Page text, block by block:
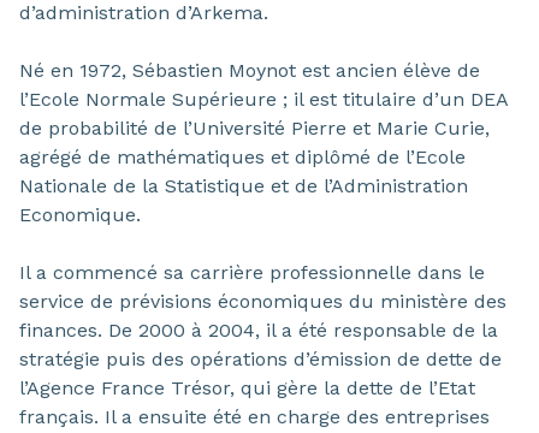
d’administration d’Arkema.
Né en 1972, Sébastien Moynot est ancien élève de
l’Ecole Normale Supérieure ; il est titulaire d’un DEA
de probabilité de l’Université Pierre et Marie Curie,
agrégé de mathématiques et diplômé de l’Ecole
Nationale de la Statistique et de l’Administration
Economique.
Il a commencé sa carrière professionnelle dans le
service de prévisions économiques du ministère des
finances. De 2000 à 2004, il a été responsable de la
stratégie puis des opérations d’émission de dette de
l’Agence France Trésor, qui gère la dette de l’Etat
français. Il a ensuite été en charge des entreprises